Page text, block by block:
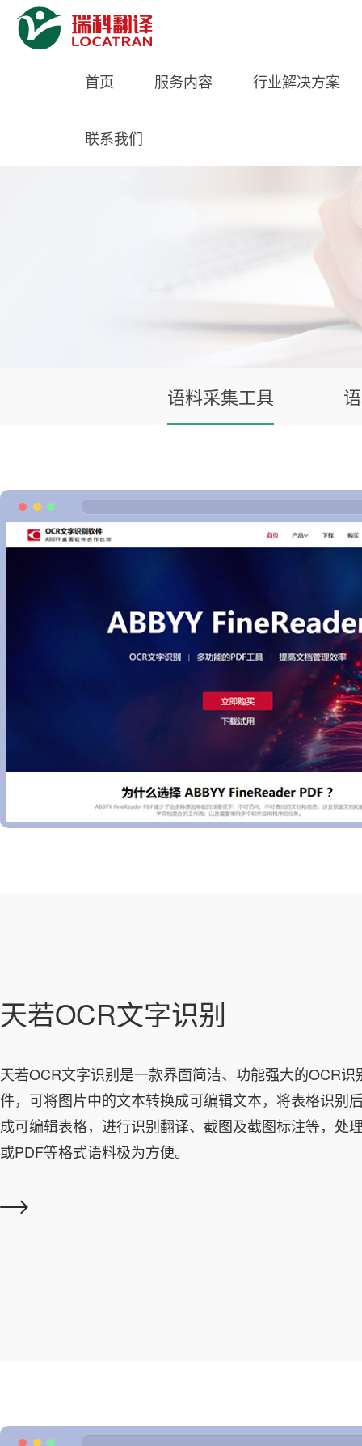
首页 服务内容 行业解决方案
联系我们
语料采集工具
天若OCR文字识别
天若OCR文字识别是一款界面简洁、功能强大的OCR识
件，可将图片中的文本转换成可编辑文本，将表格识别
成可编辑表格，进行识别翻译、截图及截图标注等，处
或PDF等格式语料极为方便。